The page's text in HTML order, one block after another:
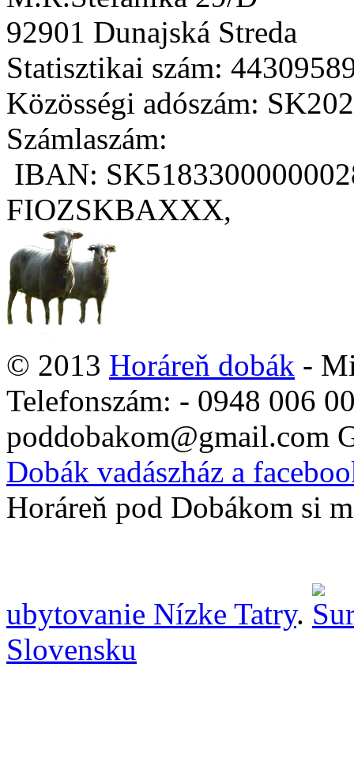
92901 Dunajská Streda
Statisztikai szám:
Közösségi adószám:
Számlaszám:
IBAN:
FIOZSKBAXXX,
© 2013 Horáreň dobák -
Telefonszám: - 0948 006
poddobakom@gmail.com
Dobák vadászház a
Horáreň pod Dobákom si
ubytovanie Nízke Tatry.
Slovensku